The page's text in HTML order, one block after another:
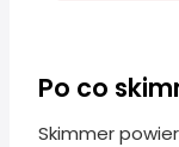
Po co
Skimmer